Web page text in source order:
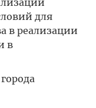
для
в реализации
в